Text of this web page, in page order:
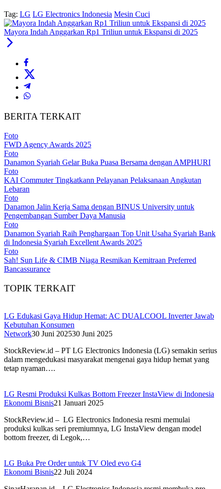
Tag: LG LG Electronics Indonesia Mesin Cuci
Mayora Indah Anggarkan Rp1 Triliun untuk Ekspansi di 2025
BERITA TERKAIT
Foto
FWD Agency Awards 2025
Foto
Danamon Syariah Gelar Buka Puasa Bersama dengan AMPHURI
Foto
KAI Commuter Tingkatkann Pelayanan Pelaksanaan Angkutan
Lebaran
Foto
Danamon Jalin Kerja Sama dengan BINUS University untuk
Pengembangan Sumber Daya Manusia
Foto
Danamon Syariah Raih Penghargaan Top Unit Usaha Syariah Bank
di Indonesia Syariah Excellent Awards 2025
Foto
Sah! Sun Life & CIMB Niaga Resmikan Kemitraan Preferred
Bancassurance
TOPIK TERKAIT
LG Edukasi Gaya Hidup Hemat: AC DUALCOOL Inverter Jawab
Kebutuhan Konsumen
Network30 Juni 202530 Juni 2025
StockReview.id – PT LG Electronics Indonesia (LG) semakin serius
dalam mengedukasi masyarakat mengenai gaya hidup hemat yang
tetap nyaman….
LG Resmi Produksi Kulkas Bottom Freezer InstaView di Indonesia
Ekonomi Bisnis21 Januari 2025
StockReview.id – LG Electronics Indonesia resmi memulai
produksi kulkas seri premiumnya, LG InstaView dengan model
bottom freezer, di Legok,…
LG Buka Pre Order untuk TV Oled evo G4
Ekonomi Bisnis22 Juli 2024